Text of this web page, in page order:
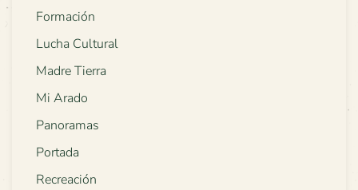
Formación
Lucha Cultural
Madre Tierra
Mi Arado
Panoramas
Portada
Recreación